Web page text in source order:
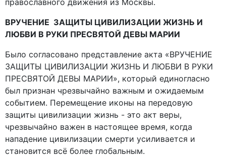
ВРУЧЕНИЕ ЗАЩИТЫ ЦИВИЛИЗАЦИИ ЖИЗНЬ И
ЛЮБВИ В РУКИ ПРЕСВЯТОЙ ДЕВЫ МАРИИ
Было согласовано представление акта «ВРУЧЕНИЕ
ЗАЩИТЫ ЦИВИЛИЗАЦИИ ЖИЗНЬ И ЛЮБВИ В РУКИ
ПРЕСВЯТОЙ ДЕВЫ МАРИИ», который единогласно
был признан чрезвычайно важным и ожидаемым
событием. Перемещение иконы на передовую
защиты цивилизации жизнь - это акт веры,
чрезвычайно важен в настоящее время, когда
нападение цивилизации смерти усиливается и
становится всё более глобальным.